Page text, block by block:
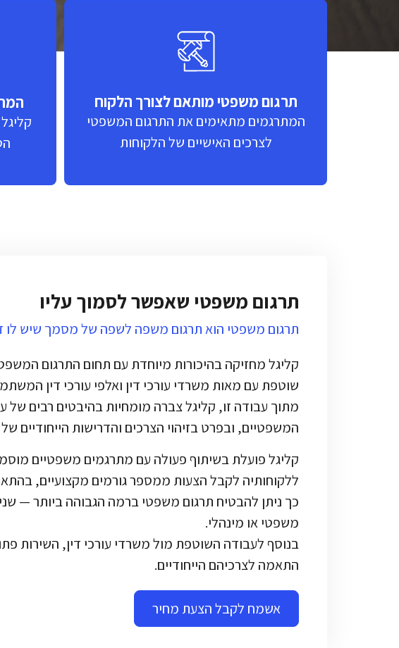
תרגום משפטי מותאם לצורך הלקוח
המתרגמים מתאימים את התרגום המשפטי
לצרכים האישיים של הלקוחות
תרגום משפטי שאפשר לסמוך עליו
תרגום משפטי הוא תרגום משפה לשפה של מסמך שיש לו
קליגל מחזיקה בהיכורות מיוחדת עם תחום התרגום
שוטפת עם מאות משרדי עורכי דין ואלפי עורכי דין
מתוך עבודה זו, קליגל צברה מומחיות בהיבטים רבים של
המשפטיים, ובפרט בזיהוי הצרכים והדרישות הייחודיים
קליגל פועלת בשיתוף פעולה עם מתרגמים משפטיים
ללקוחותיה לקבל הצעות ממספר גורמים מקצועיים,
כך ניתן להבטיח תרגום משפטי ברמה הגבוהה ביותר —
משפטי או מינהלי.
בנוסף לעבודה השוטפת מול משרדי עורכי דין, השירות
התאמה לצרכיהם הייחודיים.
אשמח לקבל הצעת מחיר